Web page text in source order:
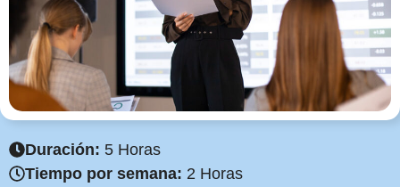
Duración: 5 Horas
Tiempo por semana: 2 Horas